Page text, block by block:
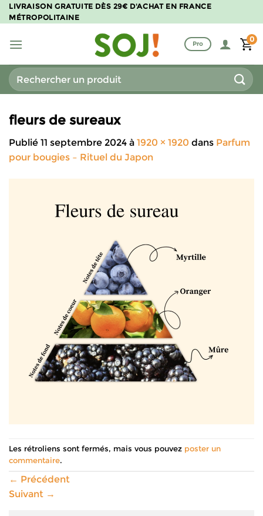
Passer
au
LIVRAISON GRATUITE DÈS 29€ D'ACHAT EN FRANCE
MÉTROPOLITAINE
Pro
0
Recherche
pour :
fleurs de sureaux
Publié 11 septembre 2024 à 1920 × 1920 dans Parfum
pour bougies – Rituel du Japon
Les rétroliens sont fermés, mais vous pouvez poster un
commentaire.
← Précédent
Suivant →